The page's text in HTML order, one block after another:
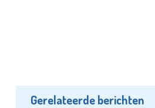
Gerelateerde berichten